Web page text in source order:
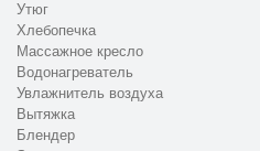
Утюг
Хлебопечка
Массажное кресло
Водонагреватель
Увлажнитель воздуха
Вытяжка
Блендер